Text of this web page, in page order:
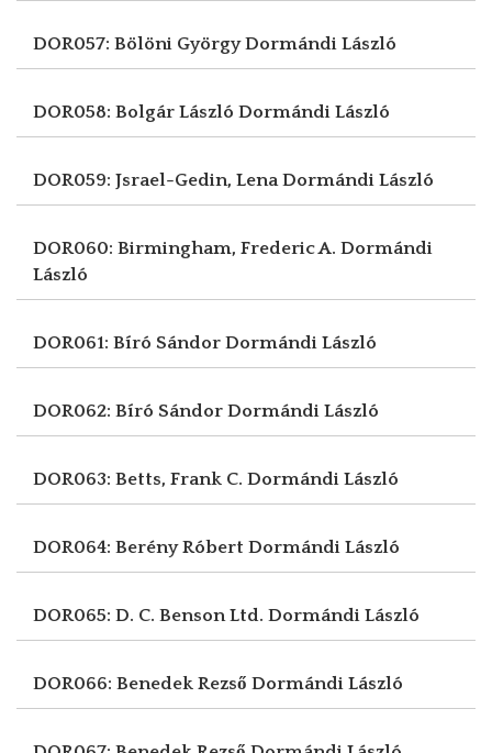
DOR057: Bölöni GyörgyDormándi László
DOR058: Bolgár László Dormándi László
DOR059: Jsrael-Gedin, LenaDormándi László
DOR060: Birmingham, Frederic A. Dormándi
László
DOR061: Bíró Sándor Dormándi László
DOR062: Bíró Sándor Dormándi László
DOR063: Betts, Frank C. Dormándi László
DOR064: Berény Róbert Dormándi László
DOR065: D. C. Benson Ltd. Dormándi László
DOR066: Benedek Rezső Dormándi László